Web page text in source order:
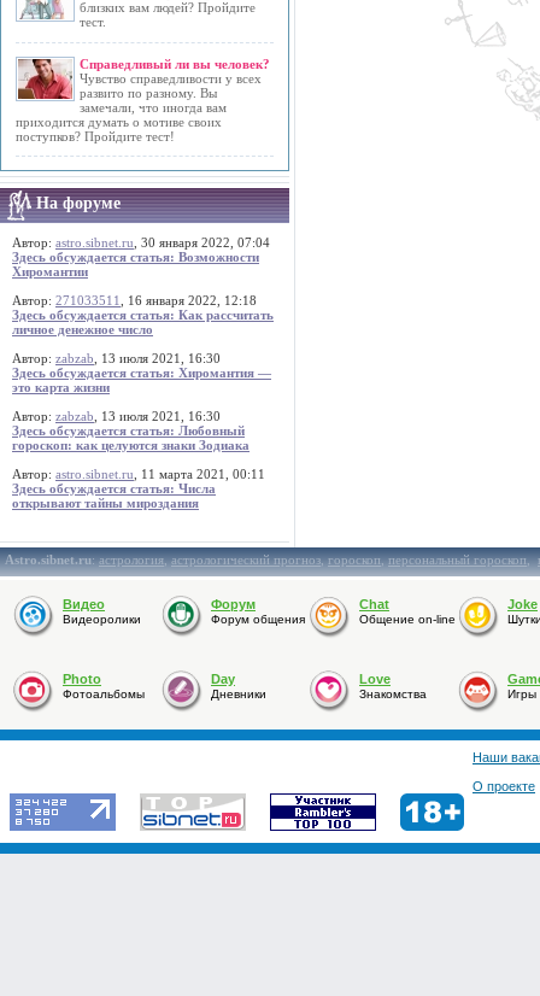
близких вам людей? Пройдите
тест.
Справедливый ли вы человек?
Чувство справедливости у всех
развито по разному. Вы
замечали, что иногда вам
приходится думать о мотиве своих
поступков? Пройдите тест!
На форуме
Автор: astro.sibnet.ru , 30 января 2022, 07:04
Здесь обсуждается статья: Возможности
Хиромантии
Автор: 271033511
, 16 января 2022, 12:18
Здесь обсуждается статья: Как рассчитать
личное денежное число
Автор: zabzab , 13 июля 2021, 16:30
Здесь обсуждается статья: Хиромантия —
это карта жизни
Автор: zabzab , 13 июля 2021, 16:30
Здесь обсуждается статья: Любовный
гороскоп: как целуются знаки Зодиака
Автор: astro.sibnet.ru , 11 марта 2021, 00:11
Здесь обсуждается статья: Числа
открывают тайны мироздания
Astro.sibnet.ru:астрология,астрологический прогноз,гороскоп,персональный гороскоп,
Видео
Видеоролики
Форум
Форум общения
Chat
Общение on-line
Joke
Photo
Фотоальбомы
Day
Дневники
Love
Знакомства Игры
Наши
О проекте